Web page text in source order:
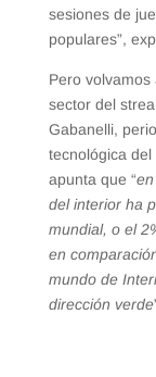
sesiones de
populares”,
Pero
sector del
Gabanelli,
tecnológica
apunta que “
del interior ha
mundial, o el
en
mundo de
dirección verde